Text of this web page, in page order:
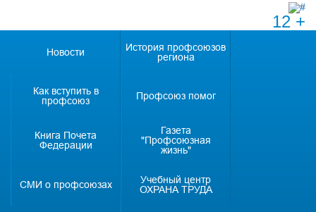
12 +
Новости
История профсоюзов
региона
Как вступить в
профсоюз
Профсоюз помог
Книга Почета
Федерации
Газета
"Профсоюзная
жизнь"
СМИ о профсоюзах
Учебный центр
ОХРАНА ТРУДА